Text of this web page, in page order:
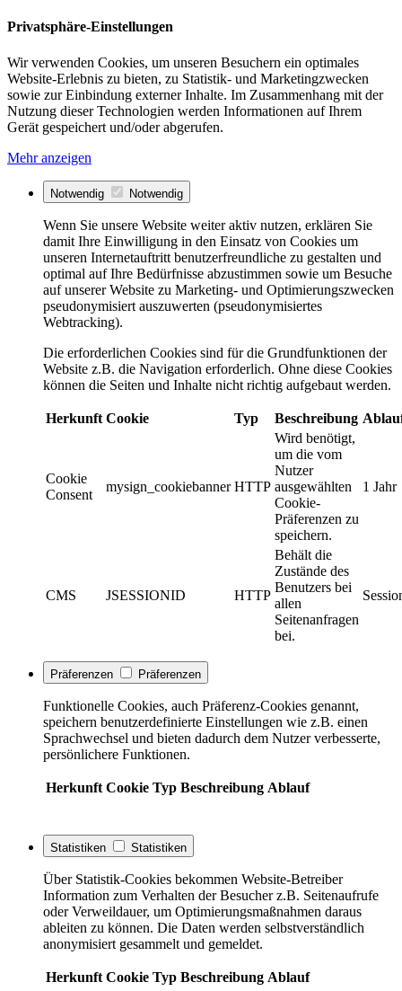
Privatsphäre-Einstellungen
Wir verwenden Cookies, um unseren Besuchern ein optimales
Website-Erlebnis zu bieten, zu Statistik- und Marketingzwecken
sowie zur Einbindung externer Inhalte. Im Zusammenhang mit der
Nutzung dieser Technologien werden Informationen auf Ihrem
Gerät gespeichert und/oder abgerufen.
Mehr anzeigen
Notwendig Notwendig
Wenn Sie unsere Website weiter aktiv nutzen, erklären Sie
damit Ihre Einwilligung in den Einsatz von Cookies um
unseren Internetauftritt benutzerfreundliche zu gestalten und
optimal auf Ihre Bedürfnisse abzustimmen sowie um Besuche
auf unserer Website zu Marketing- und Optimierungszwecken
pseudonymisiert auszuwerten (pseudonymisiertes
Webtracking).
Die erforderlichen Cookies sind für die Grundfunktionen der
Website z.B. die Navigation erforderlich. Ohne diese Cookies
können die Seiten und Inhalte nicht richtig aufgebaut werden.
Herkunft Cookie Typ Beschreibung
Cookie
Consent
mysign_cookiebanner HTTP
Wird benötigt,
um die vom
Nutzer
ausgewählten
Cookie-
Präferenzen zu
speichern.
1 Jahr
CMS JSESSIONID HTTP
Behält die
Zustände des
Benutzers bei
allen
Seitenanfragen
bei.
Präferenzen Präferenzen
Funktionelle Cookies, auch Präferenz-Cookies genannt,
speichern benutzerdefinierte Einstellungen wie z.B. einen
Sprachwechsel und bieten dadurch dem Nutzer verbesserte,
persönlichere Funktionen.
Herkunft Cookie Typ Beschreibung Ablauf
Statistiken Statistiken
Über Statistik-Cookies bekommen Website-Betreiber
Information zum Verhalten der Besucher z.B. Seitenaufrufe
oder Verweildauer, um Optimierungsmaßnahmen daraus
ableiten zu können. Die Daten werden selbstverständlich
anonymisiert gesammelt und gemeldet.
Herkunft Cookie Typ Beschreibung Ablauf